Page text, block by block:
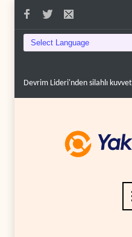
Devrim Lideri'nden silahlı